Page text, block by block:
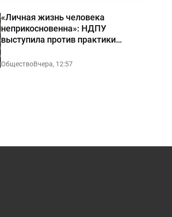
«Личная жизнь человека
неприкосновенна»: НДПУ
выступила против практики
«позорных домов и махаллей»
ОбществоВчера, 12:57